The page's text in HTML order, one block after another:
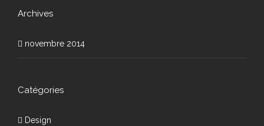
Archives
novembre 2014
Catégories
Design